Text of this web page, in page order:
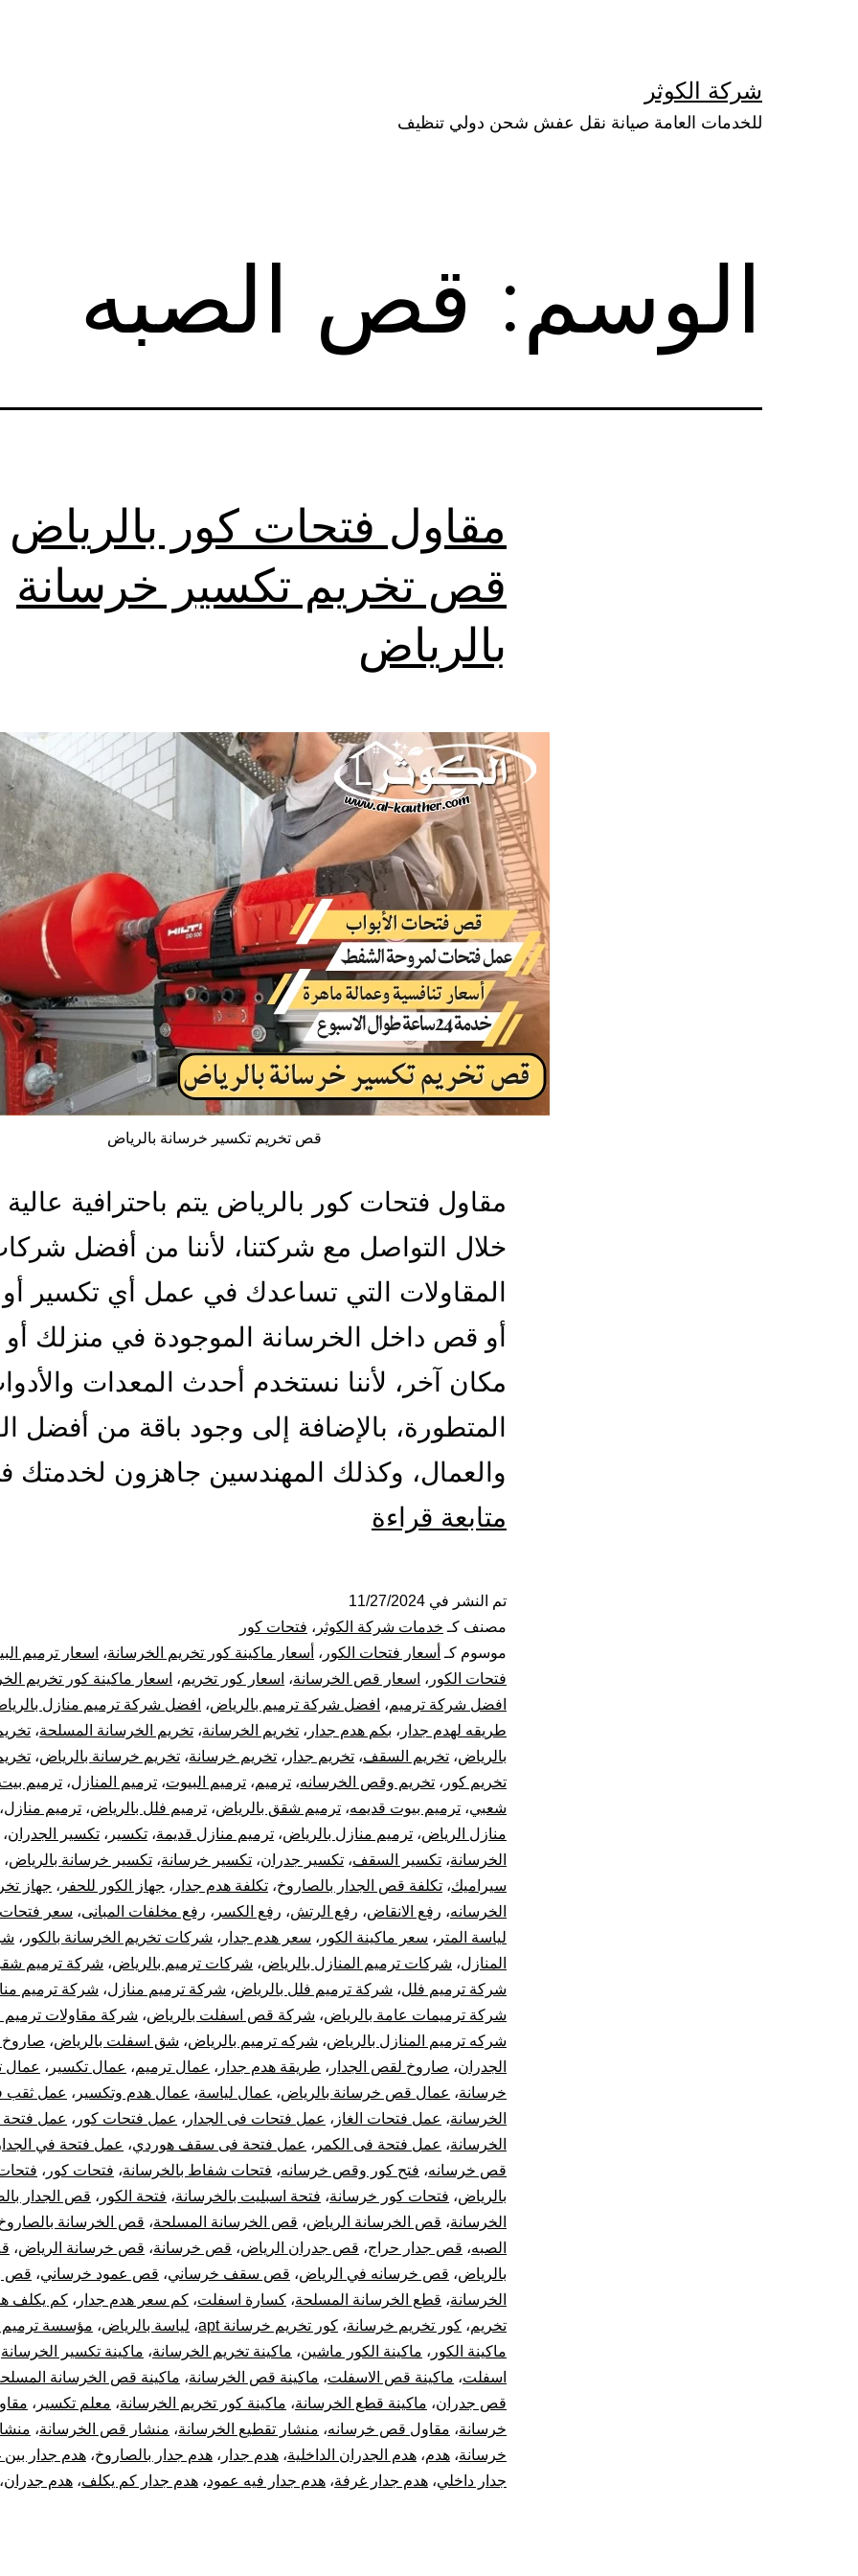
شركة الكوثر
للخدمات العامة صيانة نقل عفش شحن دولي تنظيف
الوسم: قص الصبه
مقاول فتحات كور بالرياض
قص تخريم تكسير خرسانة
بالرياض
قص تخريم تكسير خرسانة بالرياض
مقاول فتحات كور بالرياض يتم باحترافية
خلال التواصل مع شركتنا، لأننا من أفضل
المقاولات التي تساعدك في عمل أي تكسير
أو قص داخل الخرسانة الموجودة في منزلك
مكان آخر، لأننا نستخدم أحدث المعدات
المتطورة، بالإضافة إلى وجود باقة من أفضل
والعمال، وكذلك المهندسين جاهزون
متابعة قراءة
كور
بالرياض
قص
تخريم
تكسير
خرسانة
بالرياض
تم النشر في 11/27/2024
مصنف كـ خدمات شركة الكوثر ، فتحات كور
موسوم كـ أسعار فتحات الكور ، أسعار ماكينة كور تخريم الخرسانة، اسعار ترميم
فتحات الكور ، اسعار قص الخرسانة، اسعار كور تخريم، اسعار ماكينة كور تخريم
افضل شركة ترميم، افضل شركة ترميم بالرياض، افضل شركة ترميم منازل
طريقه لهدم جدار ، بكم هدم جدار ، تخريم الخرسانة، تخريم الخرسانة المسلحة،
بالرياض، تخريم السقف، تخريم جدار ، تخريم خرسانة، تخريم خرسانة بالرياض،
تخريم كور ، تخريم وقص الخرسانه، ترميم، ترميم البيوت، ترميم المنازل، ترميم
شعبي، ترميم بيوت قديمه، ترميم شقق بالرياض، ترميم فلل بالرياض، ترميم منازل
منازل الرياض، ترميم منازل بالرياض، ترميم منازل قديمة، تكسير ، تكسير الجدران،
الخرسانة، تكسير السقف، تكسير جدران، تكسير خرسانة، تكسير خرسانة بالرياض،
سيراميك، تكلفة قص الجدار بالصاروخ، تكلفة هدم جدار ، جهاز الكور للحفر ، جهاز
الخرسانه، رفع الانقاض، رفع الرتش، رفع الكسر ، رفع مخلفات المبانى، سعر فتحات
لياسة المتر ، سعر ماكينة الكور ، سعر هدم جدار ، شركات تخريم الخرسانة بالكور ،
المنازل، شركات ترميم المنازل بالرياض، شركات ترميم بالرياض، شركة ترميم
شركة ترميم فلل، شركة ترميم فلل بالرياض، شركة ترميم منازل، شركة ترميم
شركة ترميمات عامة بالرياض، شركة قص اسفلت بالرياض، شركة مقاولات ترميم
شركه ترميم المنازل بالرياض، شركه ترميم بالرياض، شق اسفلت بالرياض،
الجدران، صاروخ لقص الجدار ، طريقة هدم جدار ، عمال ترميم، عمال تكسير ، عمال
خرسانة، عمال قص خرسانة بالرياض، عمال لياسة، عمال هدم وتكسير ، عمل ثقب
الخرسانة، عمل فتحات الغاز ، عمل فتحات فى الجدار ، عمل فتحات كور ، عمل
الخرسانة، عمل فتحة فى الكمر ، عمل فتحة فى سقف هوردي، عمل فتحة في
قص خرسانه، فتح كور وقص خرسانه، فتحات شفاط بالخرسانة، فتحات كور ،
بالرياض، فتحات كور خرسانة، فتحة اسبليت بالخرسانة، فتحة الكور ، قص الجدار
الخرسانة، قص الخرسانة الرياض، قص الخرسانة المسلحة، قص الخرسانة
الصبه، قص جدار حراج، قص جدران الرياض، قص خرسانة، قص خرسانة الرياض،
بالرياض، قص خرسانه في الرياض، قص سقف خرساني، قص عمود خرساني، قص
الخرسانة، قطع الخرسانة المسلحة، كسارة اسفلت، كم سعر هدم جدار ، كم يكلف
تخريم، كور تخريم خرسانة، كور تخريم خرسانة apt ، لياسة بالرياض، مؤسسة ترميم
ماكينة الكور ، ماكينة الكور ماشين، ماكينة تخريم الخرسانة، ماكينة تكسير الخرسانة
اسفلت، ماكينة قص الاسفلت، ماكينة قص الخرسانة، ماكينة قص الخرسانة
قص جدران، ماكينة قطع الخرسانة، ماكينة كور تخريم الخرسانة، معلم تكسير ،
خرسانة، مقاول قص خرسانه، منشار تقطيع الخرسانة، منشار قص الخرسانة،
خرسانة، هدم، هدم الجدران الداخلية، هدم جدار ، هدم جدار بالصاروخ، هدم جدار بين
جدار داخلي، هدم جدار غرفة، هدم جدار فيه عمود، هدم جدار كم يكلف، هدم جدران